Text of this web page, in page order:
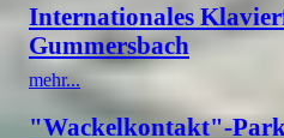
Internationales
Gummersbach
mehr...
"Wackelkontakt"-